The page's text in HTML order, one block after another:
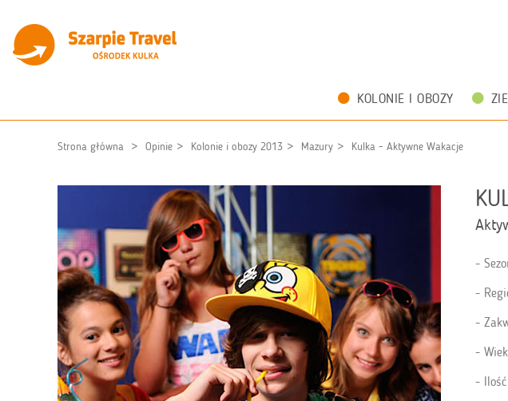
KOLONIE I OBOZY
Strona główna Opinie Kolonie i obozy 2013 Mazury Kulka - Aktywne Wakacje